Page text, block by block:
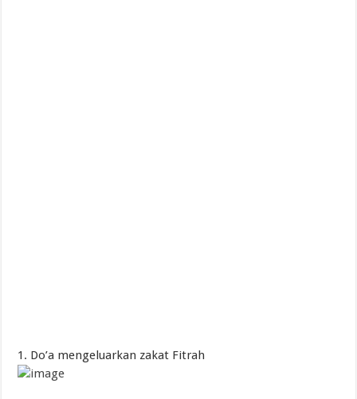
1. Do’a mengeluarkan zakat Fitrah